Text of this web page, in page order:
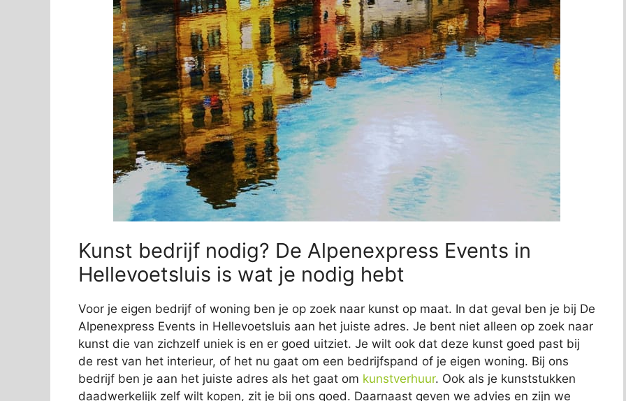
Kunst bedrijf nodig? De Alpenexpress Events in
Hellevoetsluis is wat je nodig hebt
Voor je eigen bedrijf of woning ben je op zoek naar kunst op maat. In dat geval ben je bij De
Alpenexpress Events in Hellevoetsluis aan het juiste adres. Je bent niet alleen op zoek naar
kunst die van zichzelf uniek is en er goed uitziet. Je wilt ook dat deze kunst goed past bij
de rest van het interieur, of het nu gaat om een bedrijfspand of je eigen woning. Bij ons
bedrijf ben je aan het juiste adres als het gaat om kunstverhuur. Ook als je kunststukken
daadwerkelijk zelf wilt kopen, zit je bij ons goed. Daarnaast geven we advies en zijn we